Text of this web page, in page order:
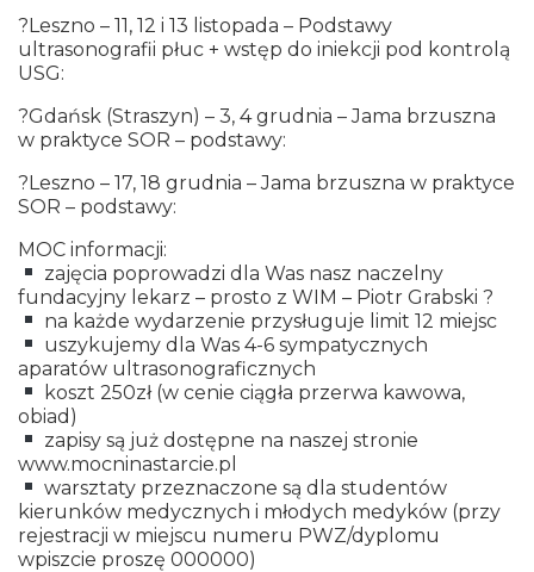
?Leszno – 11, 12 i 13 listopada – Podstawy
ultrasonografii płuc + wstęp do iniekcji pod kontrolą
USG:
?Gdańsk (Straszyn) – 3, 4 grudnia – Jama brzuszna
w praktyce SOR – podstawy:
?Leszno – 17, 18 grudnia – Jama brzuszna w praktyce
SOR – podstawy:
MOC informacji:
zajęcia poprowadzi dla Was nasz naczelny
fundacyjny lekarz – prosto z WIM – Piotr Grabski ?
na każde wydarzenie przysługuje limit 12 miejsc
uszykujemy dla Was 4-6 sympatycznych
aparatów ultrasonograficznych
koszt 250zł (w cenie ciągła przerwa kawowa,
obiad)
zapisy są już dostępne na naszej stronie
www.mocninastarcie.pl
warsztaty przeznaczone są dla studentów
kierunków medycznych i młodych medyków (przy
rejestracji w miejscu numeru PWZ/dyplomu
wpiszcie proszę 000000)